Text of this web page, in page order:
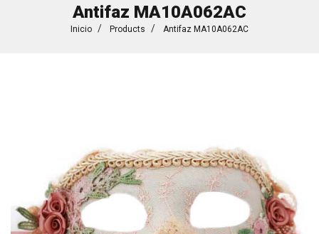
Antifaz MA10A062AC
Inicio Products Antifaz MA10A062AC